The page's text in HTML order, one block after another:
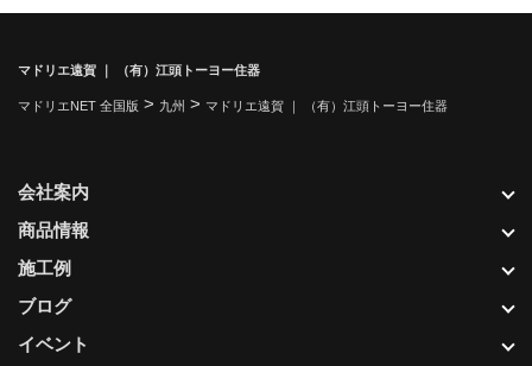
マドリエ遠賀 ｜ （有）江頭トーヨー住器
マドリエNET 全国版 > 九州 > マドリエ遠賀 ｜ （有）江頭トーヨー住器
会社案内
商品情報
施工例
ブログ
イベント